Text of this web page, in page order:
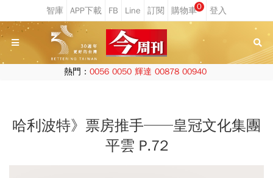
0
熱門： 0056 0050 輝達 00878 00940
哈利波特》票房推手──皇冠文化集團
平雲 P.72